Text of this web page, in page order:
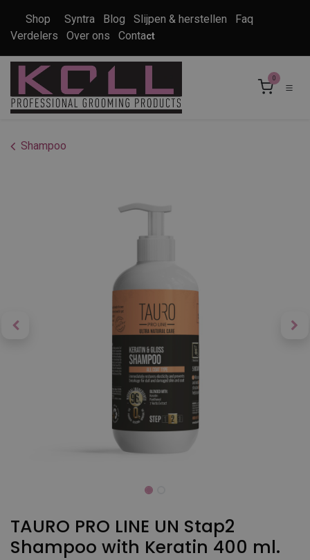
Shop Syntra Blog Slijpen & herstellen
Faq
Verdelers
Over ons Contact
0
Shampoo
TAURO PRO LINE UN Stap2
Shampoo with Keratin 400 ml.